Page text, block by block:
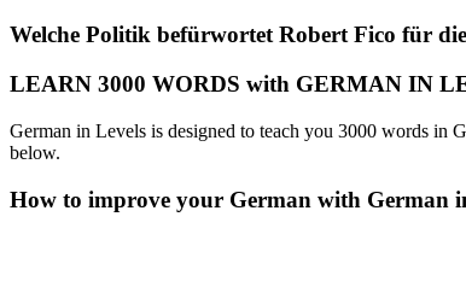
Welche Politik befürwortet Robert Fico für
LEARN 3000 WORDS with GERMAN IN
German in Levels is designed to teach you 3000 words in
below.
How to improve your German with German